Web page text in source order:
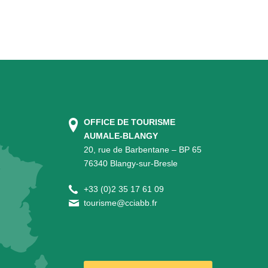
OFFICE DE TOURISME
AUMALE-BLANGY
20, rue de Barbentane – BP 65
76340 Blangy-sur-Bresle
+33 (0)2 35 17 61 09
tourisme@cciabb.fr